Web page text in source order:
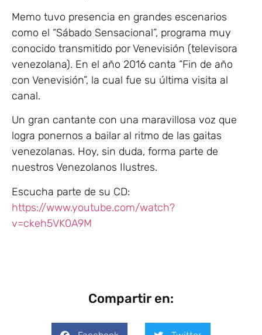
Memo tuvo presencia en grandes escenarios
como el “Sábado Sensacional”, programa muy
conocido transmitido por Venevisión (televisora
venezolana). En el año 2016 canta “Fin de año
con Venevisión”, la cual fue su última visita al
canal.
Un gran cantante con una maravillosa voz que
logra ponernos a bailar al ritmo de las gaitas
venezolanas. Hoy, sin duda, forma parte de
nuestros Venezolanos Ilustres.
Escucha parte de su CD:
https://www.youtube.com/watch?
v=ckeh5VK0A9M
Compartir en: